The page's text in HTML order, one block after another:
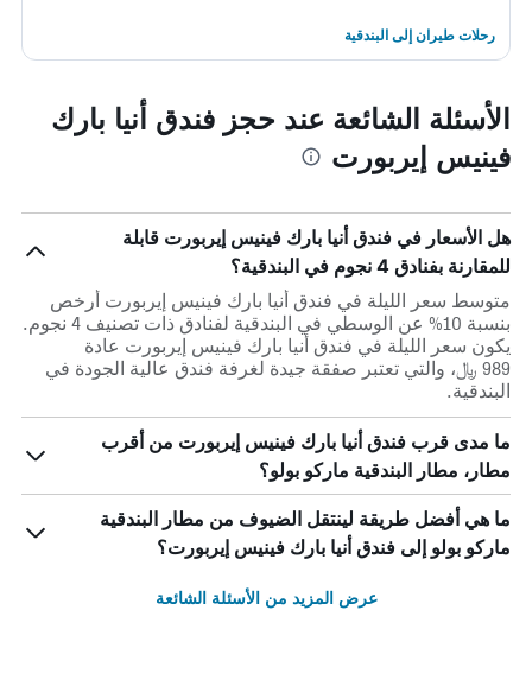
رحلات طيران إلى البندقية
الأسئلة الشائعة عند حجز فندق أنيا بارك
فينيس إيربورت
هل الأسعار في فندق أنيا بارك فينيس إيربورت قابلة
للمقارنة بفنادق 4 نجوم في البندقية؟
متوسط سعر الليلة في فندق أنيا بارك فينيس إيربورت أرخص
بنسبة 10% عن الوسطي في البندقية لفنادق ذات تصنيف 4 نجوم.
يكون سعر الليلة في فندق أنيا بارك فينيس إيربورت عادة
989 ﷼، والتي تعتبر صفقة جيدة لغرفة فندق عالية الجودة في
البندقية.
ما مدى قرب فندق أنيا بارك فينيس إيربورت من أقرب
مطار، مطار البندقية ماركو بولو؟
ما هي أفضل طريقة لينتقل الضيوف من مطار البندقية
ماركو بولو إلى فندق أنيا بارك فينيس إيربورت؟
عرض المزيد من الأسئلة الشائعة